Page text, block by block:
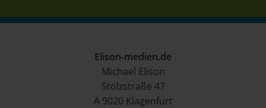
Elison-medien.de
Michael Elison
Stolzstraße 47
A 9020 Klagenfurt